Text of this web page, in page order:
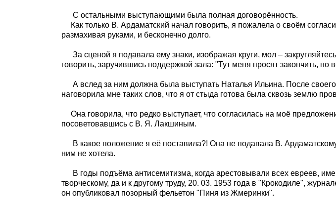
С остальными выступающими была полная договорённость.
Как только В. Ардаматский начал говорить, я пожалела о своём
размахивая руками, и бесконечно долго.
За сценой я подавала ему знаки, изображая круги, мол –
говорить, заручившись поддержкой зала: "Тут меня просят закончить, но
А вслед за ним должна была выступать Наталья Ильина. После
наговорила мне таких слов, что я от стыда готова была сквозь землю
Она говорила, что редко выступает, что согласилась на моё
посоветовавшись с В. Я. Лакшиным.
В какое положение я её поставила?! Она не подавала В.
ним не хотела.
В годы подъёма антисемитизма, когда арестовывали всех евреев,
творческому, да и к другому труду, 20. 03. 1953 года в "Крокодиле",
он опубликовал позорный фельетон "Пиня из Жмеринки".